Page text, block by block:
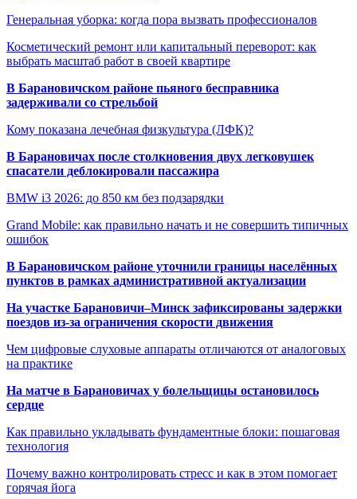
Генеральная уборка: когда пора вызвать профессионалов
Косметический ремонт или капитальный переворот: как
выбрать масштаб работ в своей квартире
В Барановичском районе пьяного бесправника
задерживали со стрельбой
Кому показана лечебная физкультура (ЛФК)?
В Барановичах после столкновения двух легковушек
спасатели деблокировали пассажира
BMW i3 2026: до 850 км без подзарядки
Grand Mobile: как правильно начать и не совершить типичных
ошибок
В Барановичском районе уточнили границы населённых
пунктов в рамках административной актуализации
На участке Барановичи–Минск зафиксированы задержки
поездов из-за ограничения скорости движения
Чем цифровые слуховые аппараты отличаются от аналоговых
на практике
На матче в Барановичах у болельщицы остановилось
сердце
Как правильно укладывать фундаментные блоки: пошаговая
технология
Почему важно контролировать стресс и как в этом помогает
горячая йога